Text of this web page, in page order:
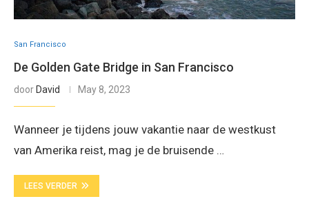
San Francisco
De Golden Gate Bridge in San Francisco
door David May 8, 2023
Wanneer je tijdens jouw vakantie naar de westkust
van Amerika reist, mag je de bruisende …
LEES VERDER